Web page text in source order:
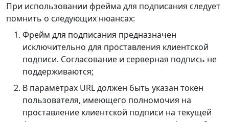
При использовании фрейма для подписания следует
помнить о следующих нюансах:
Фрейм для подписания предназначен
исключительно для проставления клиентской
подписи. Согласование и серверная подпись не
поддерживаются;
В параметрах URL должен быть указан токен
пользователя, имеющего полномочия на
проставление клиентской подписи на текущей